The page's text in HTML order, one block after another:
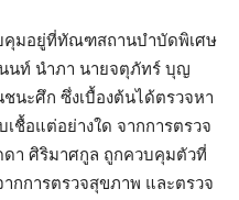
มอยู่ที่ทัณฑสถานบำบัดพิเศษ
นท์ นำภา นายจตุภัทร์ บุญ
นะศึก ซึ่งเบื้องต้นได้ตรวจหา
ชื้อแต่อย่างใด จากการตรวจ
ดา ศิริมาศกูล ถูกควบคุมตัวที่
การตรวจสุขภาพ และตรวจ